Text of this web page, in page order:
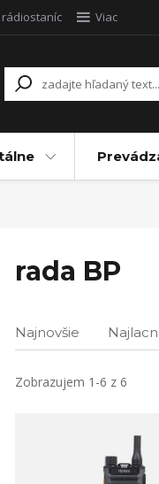
Viac
rada BP
Najnovšie
Zobrazujem 1-6 z 6